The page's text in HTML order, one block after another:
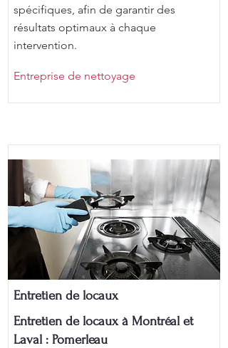
spécifiques, afin de garantir des
résultats optimaux à chaque
intervention.
Entreprise de nettoyage
Entretien de locaux
Entretien de locaux à Montréal et
Laval : Pomerleau